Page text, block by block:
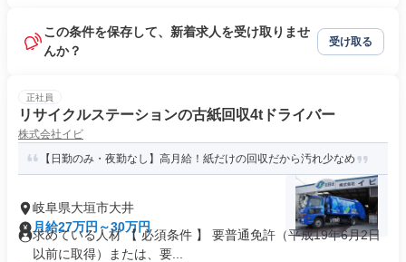
この条件を保存して、新着求人を受け取りませ
んか？
受け取る
正社員
リサイクルステーションの古紙回収4tドライバー
株式会社イビ
【日勤のみ・夜勤なし】高月給！紙だけの回収だから汚れ少なめ
岐阜県大垣市大井
月給27万円～30万円
求めている人材 【 必須条件 】 要普通免許（平成19年6月2日
以前に取得）または、要...